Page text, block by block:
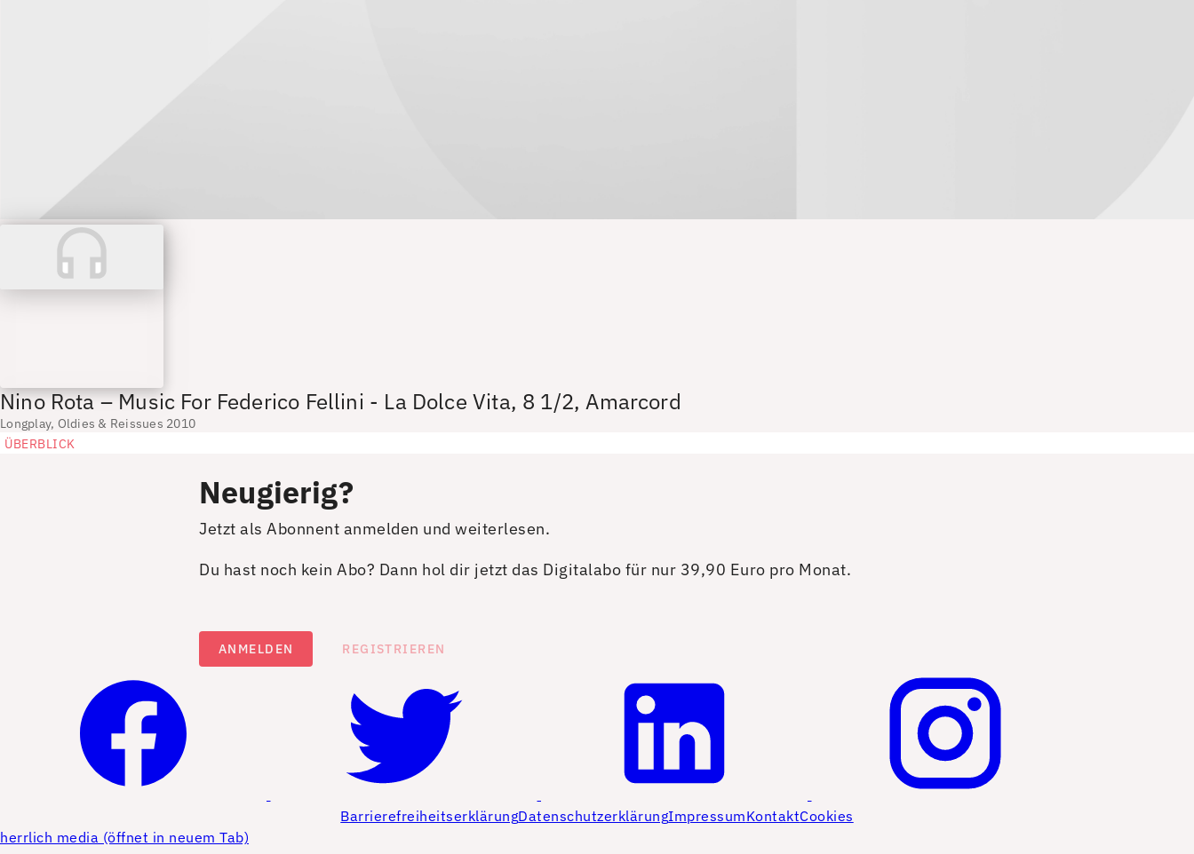
Nino Rota – Music For Federico Fellini - La Dolce Vita, 8 1/2, Amarcord
Longplay, Oldies & Reissues 2010
ÜBERBLICK
Neugierig?
Jetzt als Abonnent anmelden und weiterlesen.
Du hast noch kein Abo? Dann hol dir jetzt das Digitalabo für nur 39,90 Euro pro Monat.
ANMELDEN REGISTRIEREN
BarrierefreiheitserklärungDatenschutzerklärungImpressumKontaktCookies
herrlich media (öffnet in neuem Tab)